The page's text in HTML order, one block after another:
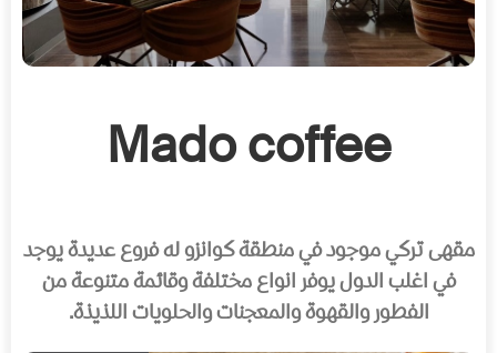
Mado coffee
مقهى تركي موجود في منطقة كوانزو له فروع عديدة يوجد
في اغلب الدول يوفر انواع مختلفة وقائمة متنوعة من
الفطور والقهوة والمعجنات والحلويات اللذيذة.